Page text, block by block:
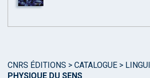
CNRS ÉDITIONS > CATALOGUE >
PHYSIQUE DU SENS